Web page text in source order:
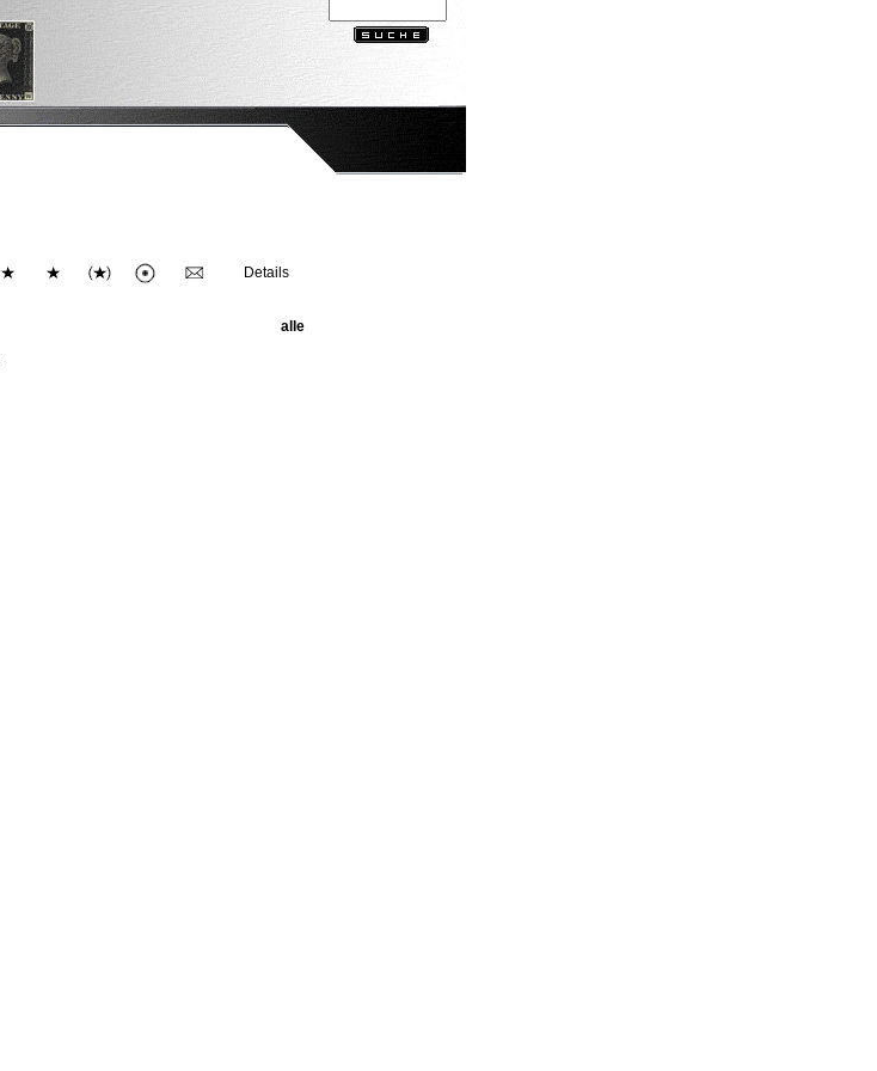
Details
alle